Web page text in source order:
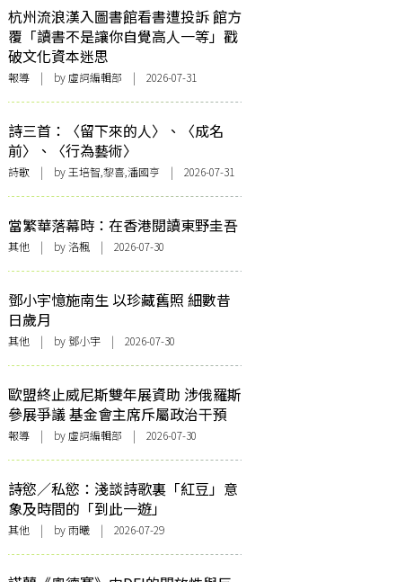
杭州流浪漢入圖書館看書遭投訴 館方
覆「讀書不是讓你自覺高人一等」戳
破文化資本迷思
報導 | by 虛詞編輯部 | 2026-07-31
詩三首：〈留下來的人〉、〈成名
前〉、〈行為藝術〉
詩歌 | by 王培智,黎喜,潘國亨 | 2026-07-31
當繁華落幕時：在香港閱讀東野圭吾
其他 | by洛楓 | 2026-07-30
鄧小宇憶施南生 以珍藏舊照 細數昔
日歲月
其他 | by 鄧小宇 | 2026-07-30
歐盟終止威尼斯雙年展資助 涉俄羅斯
參展爭議 基金會主席斥屬政治干預
報導 | by 虛詞編輯部 | 2026-07-30
詩慾／私慾：淺談詩歌裏「紅豆」意
象及時間的「到此一遊」
其他 | by 雨曦 | 2026-07-29